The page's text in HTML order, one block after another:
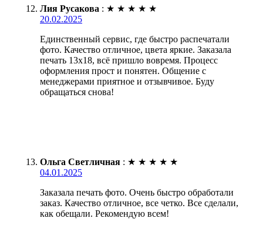
Лия Русакова : ★ ★ ★ ★ ★
20.02.2025
Единственный сервис, где быстро распечатали
фото. Качество отличное, цвета яркие. Заказала
печать 13х18, всё пришло вовремя. Процесс
оформления прост и понятен. Общение с
менеджерами приятное и отзывчивое. Буду
обращаться снова!
Ольга Светличная : ★ ★ ★ ★ ★
04.01.2025
Заказала печать фото. Очень быстро обработали
заказ. Качество отличное, все четко. Все сделали,
как обещали. Рекомендую всем!